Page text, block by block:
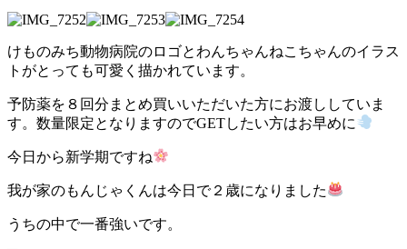
けものみち動物病院のロゴとわんちゃんねこちゃんのイラス
トがとっても可愛く描かれています。
予防薬を８回分まとめ買いいただいた方にお渡ししていま
す。数量限定となりますのでGETしたい方はお早めに
今日から新学期ですね
我が家のもんじゃくんは今日で２歳になりました
うちの中で一番強いです。